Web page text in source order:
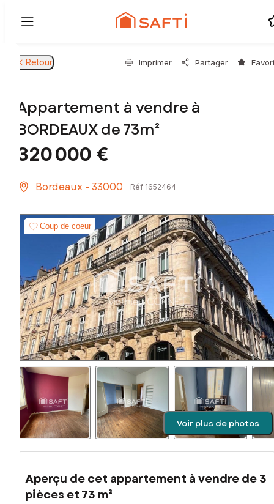
Retour Imprimer Partager
Appartement à vendre à
BORDEAUX de 73m²
320 000 €
Bordeaux - 33000 Réf 1652464
Coup de coeur
Voir plus de photos
Aperçu de cet appartement à vendre de 3
pièces et 73 m²